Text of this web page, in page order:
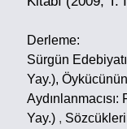
Derleme:
Sürgün
Yay.),
Yay.),